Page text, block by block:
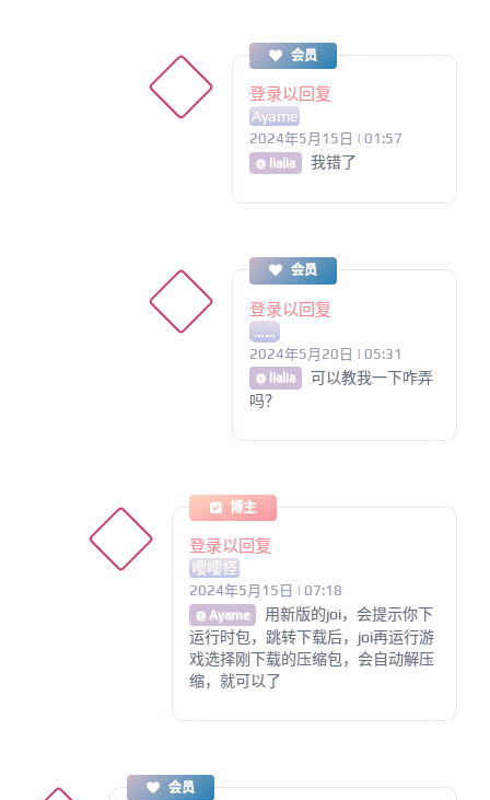
会员
登录以回复
Ayame
2024年5月15日 | 01:57
@ lialia 我错了
会员
登录以回复
……
2024年5月20日 | 05:31
@ lialia
可以教我一下咋弄
吗？
博主
登录以回复
嘤嘤怪
2024年5月15日 | 07:18
@ Ayame
用新版的joi，会提示你下
运行时包，跳转下载后，joi再运行游
戏选择刚下载的压缩包，会自动解压
缩，就可以了
会员